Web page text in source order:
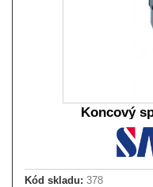
Koncový
Kód skladu: 378